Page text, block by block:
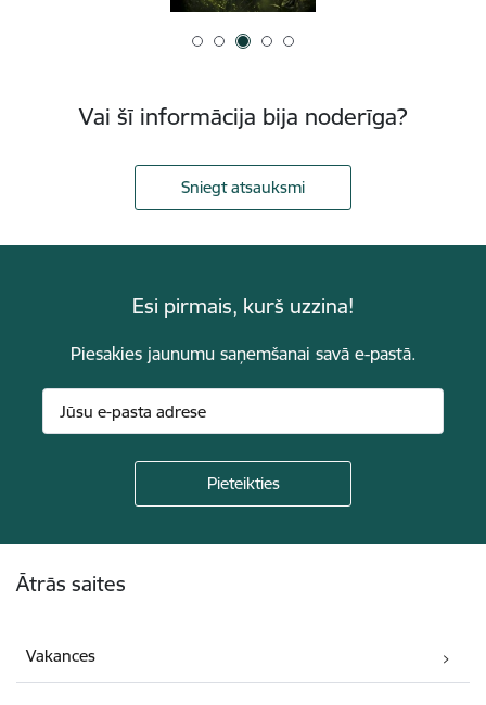
Vai šī informācija bija noderīga?
Sniegt atsauksmi
Esi pirmais, kurš uzzina!
Piesakies jaunumu saņemšanai savā e-pastā.
Ātrās saites
Vakances